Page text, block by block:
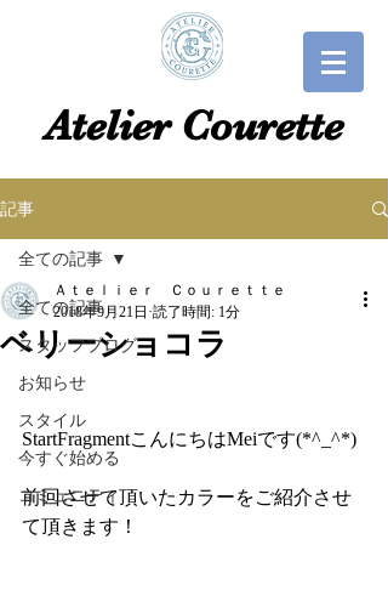
​​Atelier Courette​
記事
全ての記事
スタッフブログ
お知らせ
スタイル
今すぐ始める
コミュニティ
全ての記事
ベリーショコラ
Ａｔｅｌｉｅｒ Ｃｏｕｒｅｔｔｅ
2018年9月21日 読了時間: 1分
StartFragmentこんにちはMeiです(*^_^*)
前回させて頂いたカラーをご紹介させ
て頂きます！